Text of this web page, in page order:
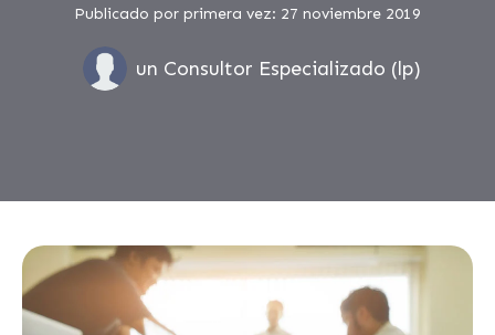
Publicado por primera vez: 27 noviembre 2019
un Consultor Especializado (lp)